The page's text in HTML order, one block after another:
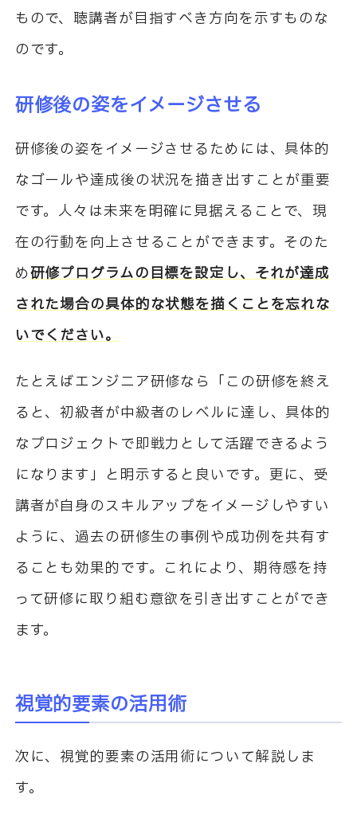
もので、聴講者が目指すべき方向を示すものな
のです。
研修後の姿をイメージさせる
研修後の姿をイメージさせるためには、具体的
なゴールや達成後の状況を描き出すことが重要
です。人々は未来を明確に見据えることで、現
在の行動を向上させることができます。そのた
め研修プログラムの目標を設定し、それが達成
された場合の具体的な状態を描くことを忘れな
いでください。
たとえばエンジニア研修なら「この研修を終え
ると、初級者が中級者のレベルに達し、具体的
なプロジェクトで即戦力として活躍できるよう
になります」と明示すると良いです。更に、受
講者が自身のスキルアップをイメージしやすい
ように、過去の研修生の事例や成功例を共有す
ることも効果的です。これにより、期待感を持
って研修に取り組む意欲を引き出すことができ
ます。
視覚的要素の活用術
次に、視覚的要素の活用術について解説しま
す。